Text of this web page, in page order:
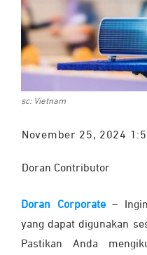
sc: Vietnam
November 25, 2024
Doran Contributor
Doran Corporate–
yang dapat digunakan
Pastikan Anda